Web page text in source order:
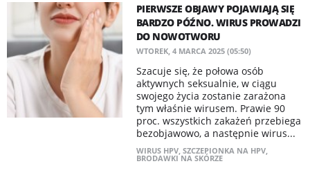
PIERWSZE OBJAWY POJAWIAJĄ SIĘ
BARDZO PÓŹNO. WIRUS PROWADZI
DO NOWOTWORU
WTOREK, 4 MARCA 2025 (05:50)
Szacuje się, że połowa osób
aktywnych seksualnie, w ciągu
swojego życia zostanie zarażona
tym właśnie wirusem. Prawie 90
proc. wszystkich zakażeń przebiega
bezobjawowo, a następnie wirus...
WIRUS HPV, SZCZEPIONKA NA HPV,
BRODAWKI NA SKÓRZE